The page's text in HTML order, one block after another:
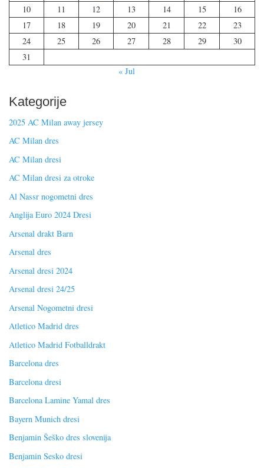
10
11 12 13 14 15
16
17
18 19 20 21 22
23
24
25 26 27 28 29
30
31
« Jul
Kategorije
2025 AC Milan away jersey
AC Milan dres
AC Milan dresi
AC Milan dresi za otroke
Al Nassr nogometni dres
Anglija Euro 2024 Dresi
Arsenal drakt Barn
Arsenal dres
Arsenal dresi 2024
Arsenal dresi 24/25
Arsenal Nogometni dresi
Atletico Madrid dres
Atletico Madrid Fotballdrakt
Barcelona dres
Barcelona dresi
Barcelona Lamine Yamal dres
Bayern Munich dresi
Benjamin Šeško dres slovenija
Benjamin Sesko dresi